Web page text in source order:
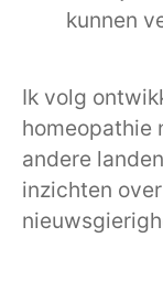
kunnen
Ik volg
homeopathie
andere
inzichten